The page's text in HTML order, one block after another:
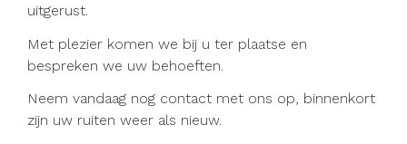
uitgerust.
Met plezier komen we bij u ter plaatse en
bespreken we uw behoeften.
Neem vandaag nog contact met ons op, binnenkort
zijn uw ruiten weer als nieuw.